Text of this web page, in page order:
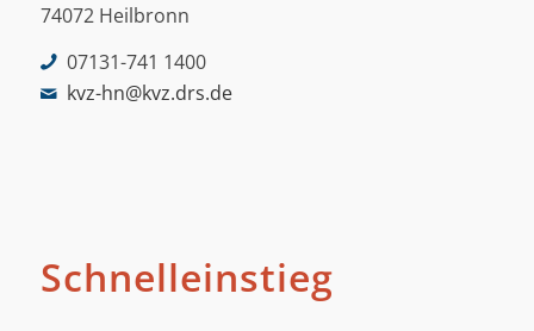
74072 Heilbronn
07131-741 1400
kvz-hn@kvz.drs.de
Schnelleinstieg